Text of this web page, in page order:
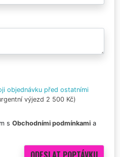
objednávku před ostatními
výjezd 2 500 Kč)
s Obchodními podmínkami a